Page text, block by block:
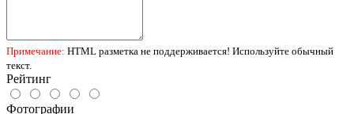
Примечание: HTML разметка не поддерживается! Используйте обычный
текст.
Рейтинг
Фотографии